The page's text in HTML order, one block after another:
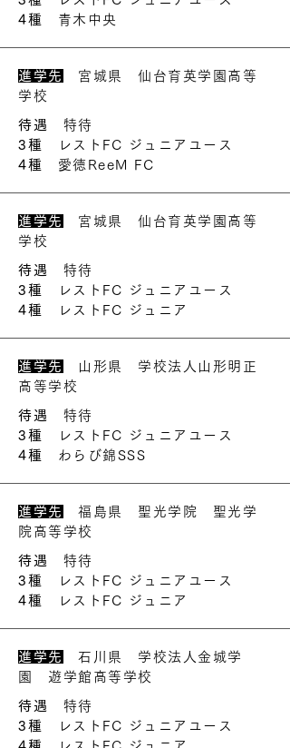
4種
青木中央
進学先
宮城県 仙台育英学園高等
学校
待遇 特待
3種
レストFC ジュニアユース
4種 愛徳ReeM FC
進学先
宮城県 仙台育英学園高等
学校
待遇 特待
3種
レストFC ジュニアユース
4種
レストFC ジュニア
進学先
山形県 学校法人山形明正
高等学校
待遇 特待
3種
レストFC ジュニアユース
4種 わらび錦SSS
進学先
福島県 聖光学院 聖光学
院高等学校
待遇 特待
3種
レストFC ジュニアユース
4種
レストFC ジュニア
進学先
石川県 学校法人金城学
園 遊学館高等学校
待遇 特待
3種
レストFC ジュニアユース